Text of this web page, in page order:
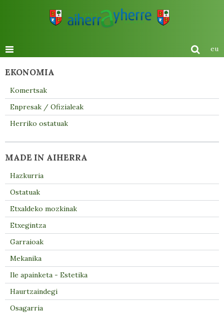
eu
EKONOMIA
Komertsak
Enpresak / Ofizialeak
Herriko ostatuak
MADE IN AIHERRA
Hazkurria
Ostatuak
Etxaldeko mozkinak
Etxegintza
Garraioak
Mekanika
Ile apainketa - Estetika
Haurtzaindegi
Osagarria